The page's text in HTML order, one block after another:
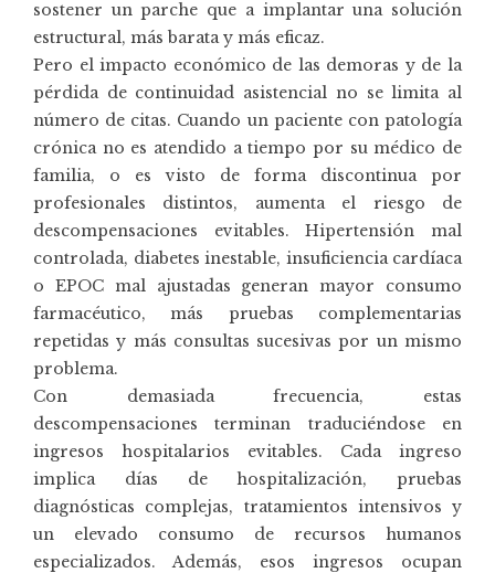
sostener un parche que a implantar una solución
estructural, más barata y más eficaz.
Pero el impacto económico de las demoras y de la
pérdida de continuidad asistencial no se limita al
número de citas. Cuando un paciente con patología
crónica no es atendido a tiempo por su médico de
familia, o es visto de forma discontinua por
profesionales distintos, aumenta el riesgo de
descompensaciones evitables. Hipertensión mal
controlada, diabetes inestable, insuficiencia cardíaca
o EPOC mal ajustadas generan mayor consumo
farmacéutico, más pruebas complementarias
repetidas y más consultas sucesivas por un mismo
problema.
Con demasiada frecuencia, estas
descompensaciones terminan traduciéndose en
ingresos hospitalarios evitables. Cada ingreso
implica días de hospitalización, pruebas
diagnósticas complejas, tratamientos intensivos y
un elevado consumo de recursos humanos
especializados. Además, esos ingresos ocupan